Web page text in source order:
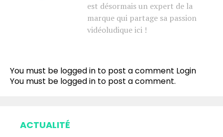
est désormais un expert de la
marque qui partage sa passion
vidéoludique ici !
You must be logged in to post a comment Login
You must be logged in to post a comment.
ACTUALITÉ